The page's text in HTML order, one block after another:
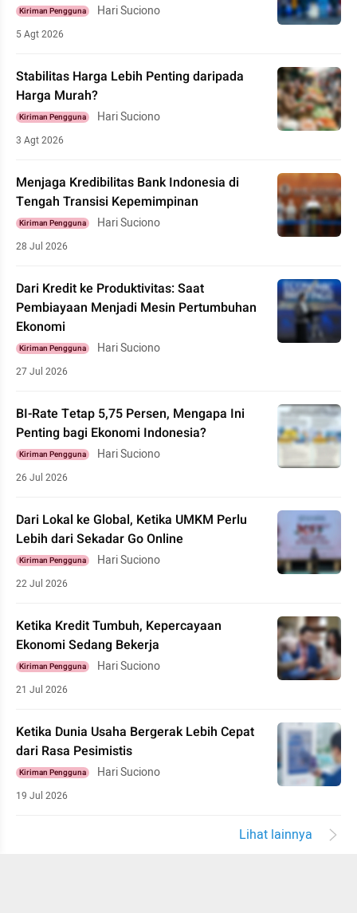
Kiriman Pengguna Hari Suciono
5 Agt 2026
Stabilitas Harga Lebih Penting daripada
Harga Murah?
Kiriman Pengguna Hari Suciono
3 Agt 2026
Menjaga Kredibilitas Bank Indonesia di
Tengah Transisi Kepemimpinan
Kiriman Pengguna Hari Suciono
28 Jul 2026
Dari Kredit ke Produktivitas: Saat
Pembiayaan Menjadi Mesin Pertumbuhan
Ekonomi
Kiriman Pengguna Hari Suciono
27 Jul 2026
BI-Rate Tetap 5,75 Persen, Mengapa Ini
Penting bagi Ekonomi Indonesia?
Kiriman Pengguna Hari Suciono
26 Jul 2026
Dari Lokal ke Global, Ketika UMKM Perlu
Lebih dari Sekadar Go Online
Kiriman Pengguna Hari Suciono
22 Jul 2026
Ketika Kredit Tumbuh, Kepercayaan
Ekonomi Sedang Bekerja
Kiriman Pengguna Hari Suciono
21 Jul 2026
Ketika Dunia Usaha Bergerak Lebih Cepat
dari Rasa Pesimistis
Kiriman Pengguna Hari Suciono
19 Jul 2026
Lihat lainnya